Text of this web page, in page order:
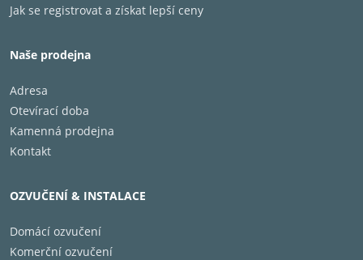
Jak se registrovat a získat lepší ceny
Naše prodejna
Adresa
Otevírací doba
Kamenná prodejna
Kontakt
OZVUČENÍ & INSTALACE
Domácí ozvučení
Komerční ozvučení